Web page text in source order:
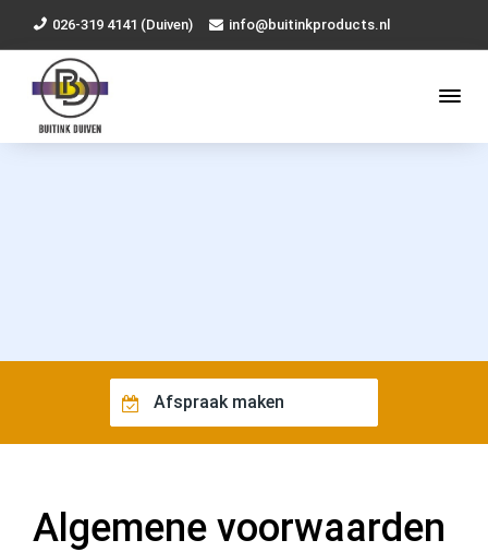
026-319 4141 (Duiven) info@buitinkproducts.nl
Afspraak maken
Algemene voorwaarden